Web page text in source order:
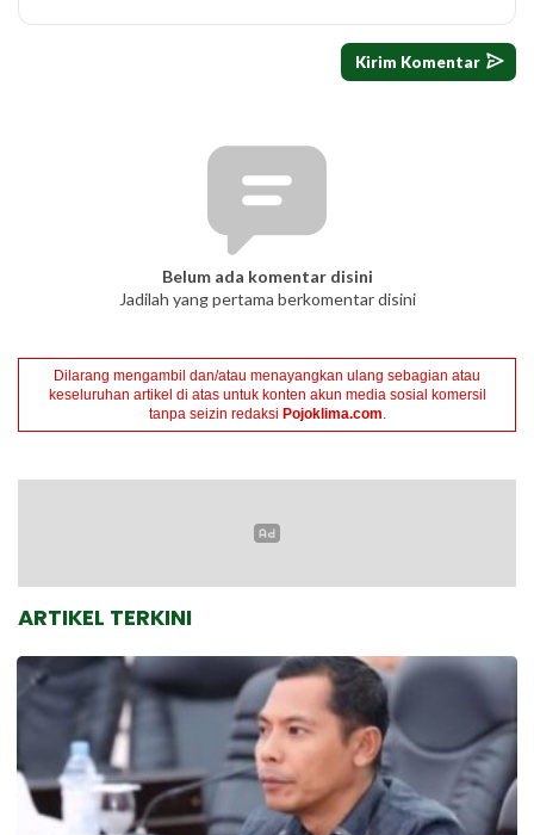
Belum ada komentar disini
Jadilah yang pertama berkomentar disini
Dilarang mengambil dan/atau menayangkan ulang sebagian atau
keseluruhan artikel di atas untuk konten akun media sosial komersil
tanpa seizin redaksi Pojoklima.com
ARTIKEL TERKINI